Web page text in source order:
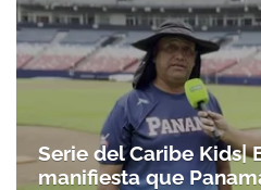
Serie del Caribe Kids|
manifiesta que
bastante en todas sus